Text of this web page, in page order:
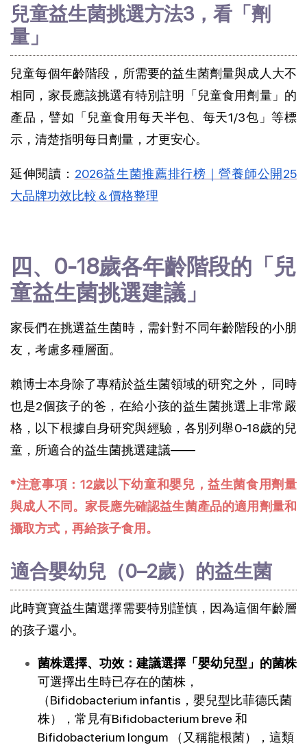
兒童益生菌挑選方法3，看「劑
量」
兒童每個年齡階段，所需要的益生菌劑量與成人大不
相同，家長應該挑選有特別註明「兒童食用劑量」的
產品，譬如「兒童食用每天半包、每天1/3包」等標
示，清楚指明每日劑量，才更安心。
延伸閱讀： 2026益生菌推薦排行榜｜營養師公開25
大品牌功效比較＆價格整理
四、0-18歲各年齡階段的「兒
童益生菌挑選建議」
家長們在挑選益生菌時，需針對不同年齡階段的小朋
友，考慮多種層面。
賴博士本身除了專精於益生菌領域的研究之外， 同時
也是2個孩子的爸，在給小孩的益生菌挑選上非常嚴
格，以下根據自身研究與經驗，各別列舉0-18歲的兒
童，所適合的益生菌挑選建議——
*注意事項：12歲以下幼童和嬰兒，益生菌食用劑量
與成人不同。家長應先確認益生菌產品的適用劑量和
攝取方式，再給孩子食用。
適合嬰幼兒（0–2歲）的益生菌
此時寶寶益生菌選擇需要特別謹慎，因為這個年齡層
的孩子還小。
菌株選擇、功效：建議選擇「嬰幼兒型」的菌株
可選擇出生時已存在的菌株，
（Bifidobacterium infantis，嬰兒型比菲德氏菌
株），常見有Bifidobacterium breve 和
Bifidobacterium longum （又稱龍根菌），這類